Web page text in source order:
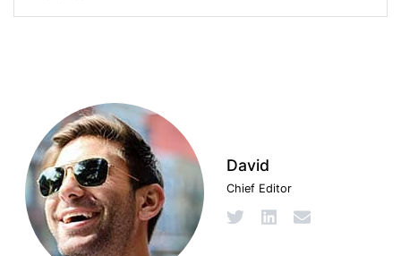
David
Chief Editor